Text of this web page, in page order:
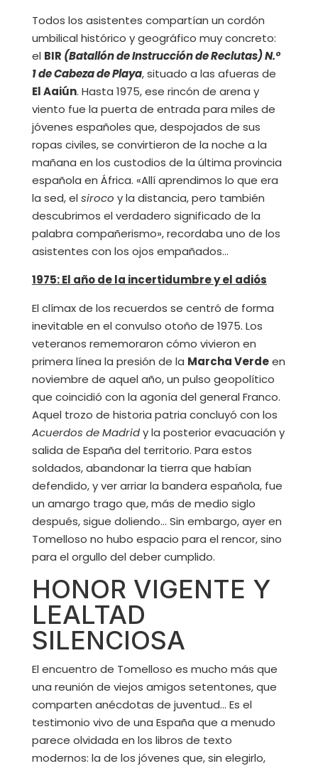
Todos los asistentes compartían un cordón
umbilical histórico y geográfico muy concreto:
el BIR (Batallón de Instrucción de Reclutas) N.º
1 de Cabeza de Playa, situado a las afueras de
El Aaiún. Hasta 1975, ese rincón de arena y
viento fue la puerta de entrada para miles de
jóvenes españoles que, despojados de sus
ropas civiles, se convirtieron de la noche a la
mañana en los custodios de la última provincia
española en África. «Allí aprendimos lo que era
la sed, el siroco y la distancia, pero también
descubrimos el verdadero significado de la
palabra compañerismo», recordaba uno de los
asistentes con los ojos empañados…
1975: El año de la incertidumbre y el adiós
El clímax de los recuerdos se centró de forma
inevitable en el convulso otoño de 1975. Los
veteranos rememoraron cómo vivieron en
primera línea la presión de la Marcha Verdeen
noviembre de aquel año, un pulso geopolítico
que coincidió con la agonía del general Franco.
Aquel trozo de historia patria concluyó con los
Acuerdos de Madridy la posterior evacuación y
salida de España del territorio. Para estos
soldados, abandonar la tierra que habían
defendido, y ver arriar la bandera española, fue
un amargo trago que, más de medio siglo
después, sigue doliendo… Sin embargo, ayer en
Tomelloso no hubo espacio para el rencor, sino
para el orgullo del deber cumplido.
HONOR VIGENTE Y
LEALTAD
SILENCIOSA
El encuentro de Tomelloso es mucho más que
una reunión de viejos amigos setentones, que
comparten anécdotas de juventud… Es el
testimonio vivo de una España que a menudo
parece olvidada en los libros de texto
modernos: la de los jóvenes que, sin elegirlo,